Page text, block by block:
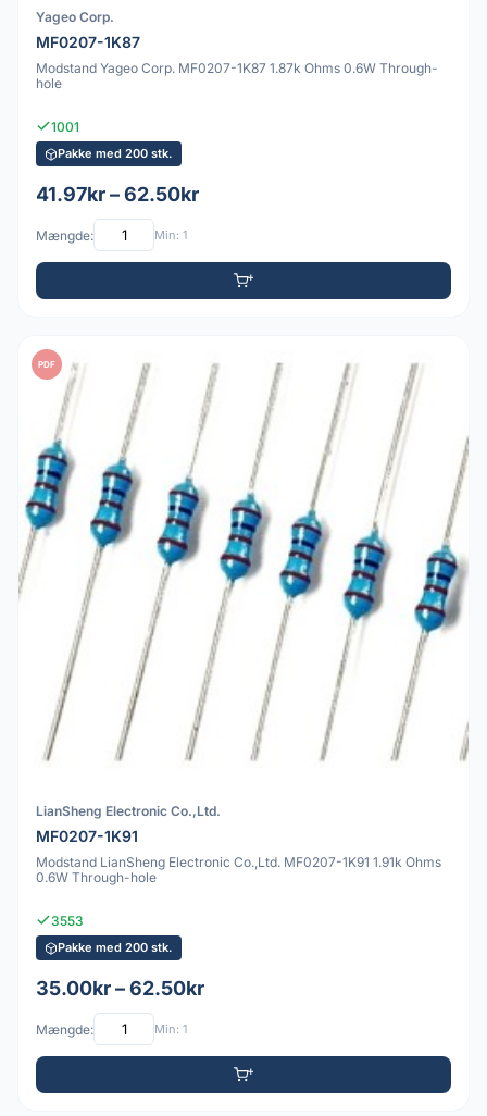
Yageo Corp.
MF0207-1K87
Modstand Yageo Corp. MF0207-1K87 1.87k Ohms 0.6W Through-
hole
1001
Pakke med 200 stk.
41.97kr – 62.50kr
Mængde: Min: 1
PDF
LianSheng Electronic Co.,Ltd.
MF0207-1K91
Modstand LianSheng Electronic Co.,Ltd. MF0207-1K91 1.91k Ohms
0.6W Through-hole
3553
Pakke med 200 stk.
35.00kr – 62.50kr
Mængde: Min: 1